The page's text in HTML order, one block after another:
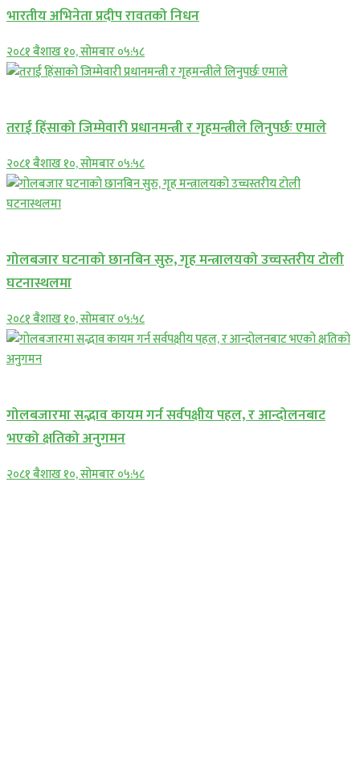
भारतीय अभिनेता प्रदीप रावतको निधन
२०८१ बैशाख १०, सोमबार ०५:५८
तराई हिंसाको जिम्मेवारी प्रधानमन्त्री र गृहमन्त्रीले लिनुपर्छः एमाले
२०८१ बैशाख १०, सोमबार ०५:५८
गोलबजार घटनाको छानबिन सुरु, गृह मन्त्रालयको उच्चस्तरीय टोली
घटनास्थलमा
२०८१ बैशाख १०, सोमबार ०५:५८
गोलबजारमा सद्भाव कायम गर्न सर्वपक्षीय पहल, र आन्दोलनबाट
भएको क्षतिको अनुगमन
२०८१ बैशाख १०, सोमबार ०५:५८